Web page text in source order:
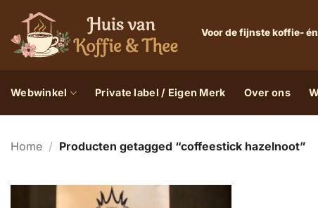
naar
inhoud
Voor de fijnste koffie-
Webwinkel Private label / Eigen Merk Over ons
Home / Producten getagged “coffeestick hazelnoot”